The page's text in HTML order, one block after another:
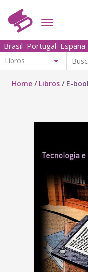
Brasil Portugal España
Home / Libros / E-